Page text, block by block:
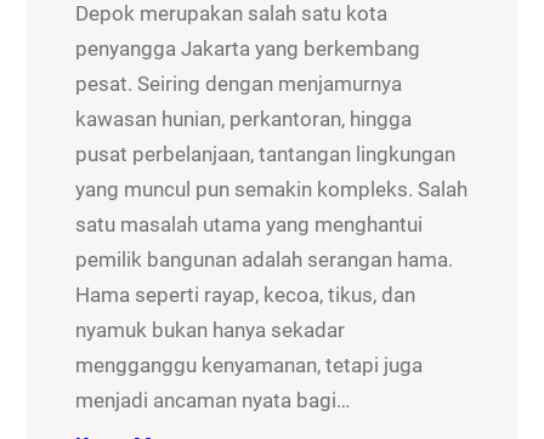
Depok merupakan salah satu kota
penyangga Jakarta yang berkembang
pesat. Seiring dengan menjamurnya
kawasan hunian, perkantoran, hingga
pusat perbelanjaan, tantangan lingkungan
yang muncul pun semakin kompleks. Salah
satu masalah utama yang menghantui
pemilik bangunan adalah serangan hama.
Hama seperti rayap, kecoa, tikus, dan
nyamuk bukan hanya sekadar
mengganggu kenyamanan, tetapi juga
menjadi ancaman nyata bagi…